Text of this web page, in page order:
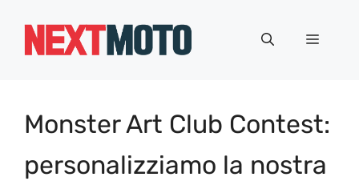
Menu
Monster Art Club Contest:
personalizziamo la nostra